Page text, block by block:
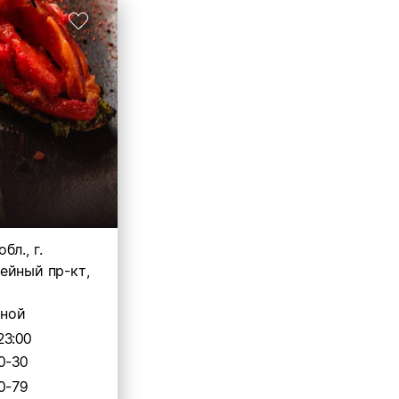
г.
пр-кт,
30
79